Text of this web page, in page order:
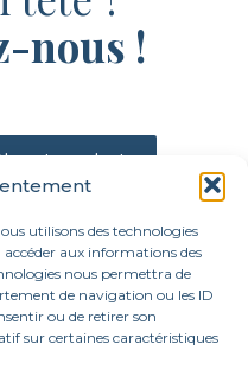
utilisons des technologies
accéder aux informations des
nous permettra de
de navigation ou les ID
ou de retirer son
sur certaines caractéristiques
nous !
un devis